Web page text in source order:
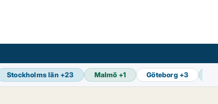
Stockholms län +23 Malmö +1 Göteborg +3